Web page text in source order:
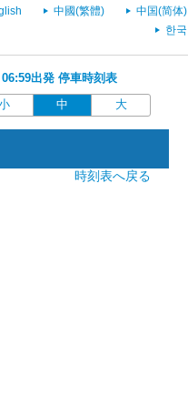
中國(繁體)
中国(简体)
한국
出発 停車時刻表
中 大
時刻表へ戻る